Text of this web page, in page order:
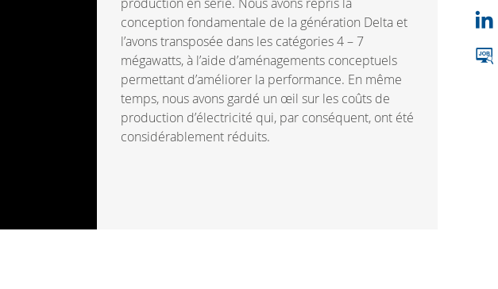
conception fondamentale de la génération Delta et
l’avons transposée dans les catégories 4 – 7
mégawatts, à l’aide d’aménagements conceptuels
permettant d’améliorer la performance. En même
temps, nous avons gardé un œil sur les coûts de
production d’électricité qui, par conséquent, ont été
considérablement réduits.